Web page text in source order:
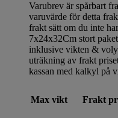
Varubrev är spårbart
varuvärde för detta
frakt sätt om du inte
7x24x32Cm stort
inklusive vikten &
uträkning av frakt
kassan med kalkyl på
Max vikt Frakt